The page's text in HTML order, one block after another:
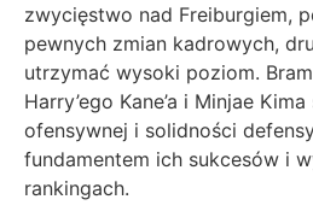
zwycięstwo nad Freiburgiem,
pewnych zmian kadrowych,
utrzymać wysoki poziom.
Harry’ego Kane’a i Minjae
ofensywnej i solidności
fundamentem ich sukcesów i
rankingach.